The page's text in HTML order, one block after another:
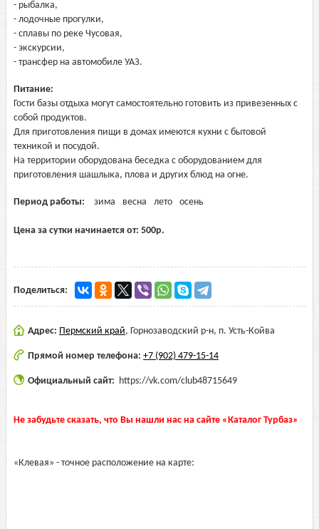
- рыбалка,
- лодочные прогулки,
- сплавы по реке Чусовая,
- экскурсии,
- трансфер на автомобиле УАЗ.
Питание:
Гости базы отдыха могут самостоятельно готовить из привезенных с
собой продуктов.
Для приготовления пищи в домах имеются кухни с бытовой
техникой и посудой.
На территории оборудована беседка с оборудованием для
приготовления шашлыка, плова и других блюд на огне.
Период работы: зима весна лето осень
Цена за сутки начинается от: 500р.
Поделиться:
Адрес: Пермский край, Горнозаводский р-н, п. Усть-Койва
Прямой номер телефона: +7 (902) 479-15-14
Официальный сайт: https://vk.com/club48715649
Не забудьте сказать, что Вы нашли нас на сайте «Каталог Турбаз»
«Клевая» - точное расположение на карте: